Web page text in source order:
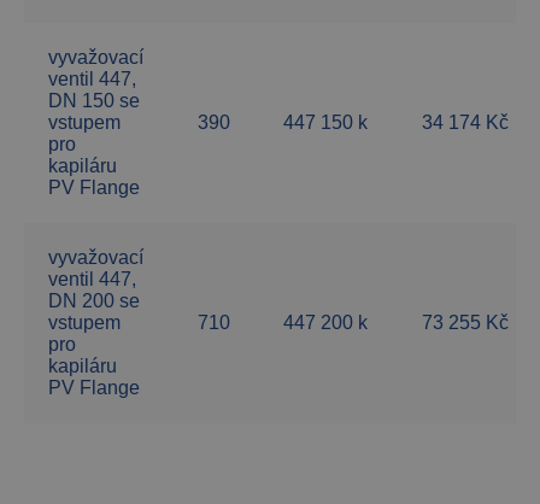
vyvažovací
ventil 447,
DN 150 se
vstupem
pro
kapiláru
PV Flange
390 447 150 k 34 174 Kč
vyvažovací
ventil 447,
DN 200 se
vstupem
pro
kapiláru
PV Flange
710 447 200 k 73 255 Kč